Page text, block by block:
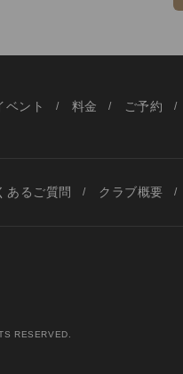
ベント 料金 ご予約
あるご質問 クラブ概要
RESERVED.